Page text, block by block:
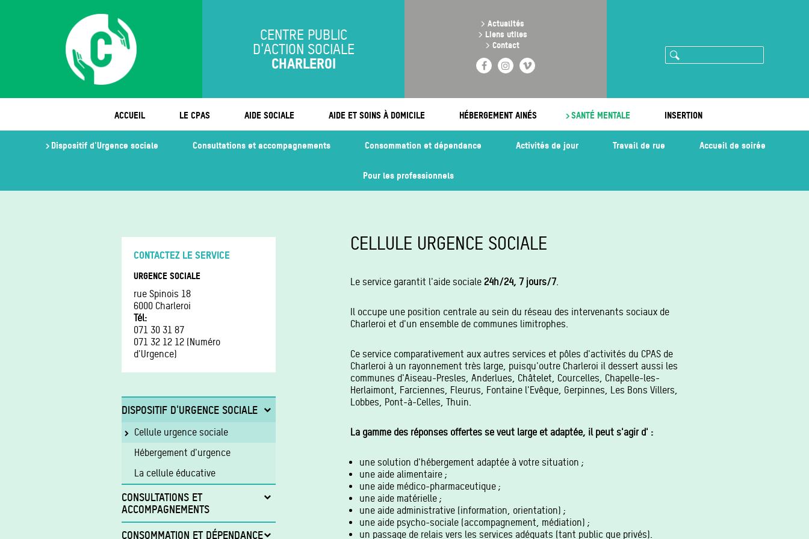
CENTRE PUBLIC
D'ACTION SOCIALE
CHARLEROI
> Actualités
> Liens utiles
> Contact
FacebookInstagram
Vimeo
Rechercher
ACCUEIL LE CPAS AIDE SOCIALE AIDE ET SOINS À DOMICILE HÉBERGEMENT AINÉS SANTÉ MENTALE INSERTION
Dispositif d'Urgence sociale Consultations et accompagnements Consommation et dépendance Activités de jour Travail de rue Accueil de soirée
Pour les professionnels
CONTACTEZ LE SERVICE
URGENCE SOCIALE
rue Spinois 18
6000 Charleroi
Tél
071 30 31 87
071 32 12 12 (Numéro
d'Urgence)
DISPOSITIF D'URGENCE SOCIALE
Cellule urgence sociale
Hébergement d'urgence
La cellule éducative
CONSULTATIONS ET
ACCOMPAGNEMENTS
Consultations pour adultes
CONSOMMATION ET DÉPENDANCE
CELLULE URGENCE SOCIALE
Le service garantit l'aide sociale 24h/24, 7 jours/7.
Il occupe une position centrale au sein du réseau des intervenants sociaux de
Charleroi et d'un ensemble de communes limitrophes.
Ce service comparativement aux autres services et pôles d'activités du CPAS de
Charleroi à un rayonnement très large, puisqu'outre Charleroi il dessert aussi les
communes d'Aiseau-Presles, Anderlues, Châtelet, Courcelles, Chapelle-les-
Herlaimont, Farciennes, Fleurus, Fontaine l'Evêque, Gerpinnes, Les Bons Villers,
Lobbes, Pont-à-Celles, Thuin.
La gamme des réponses offertes se veut large et adaptée, il peut s'agir d' :
une solution d'hébergement adaptée à votre situation ;
une aide alimentaire ;
une aide médico-pharmaceutique ;
une aide matérielle ;
une aide administrative (information, orientation) ;
une aide psycho-sociale (accompagnement, médiation) ;
un passage de relais vers les services adéquats (tant public que privés).